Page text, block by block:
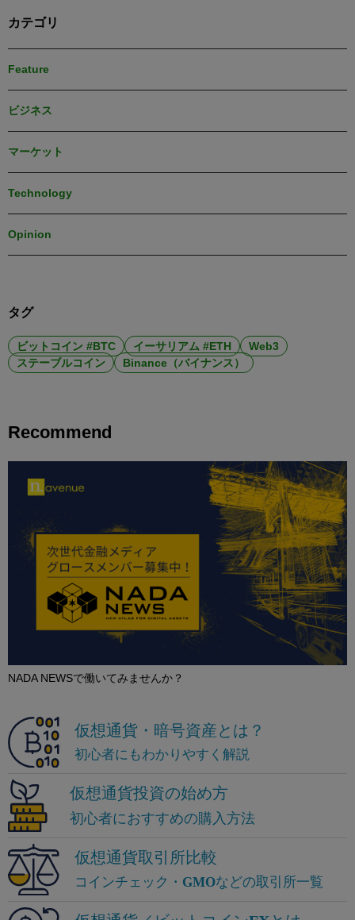
カテゴリ
Feature
ビジネス
マーケット
Technology
Opinion
タグ
ビットコイン #BTC イーサリアム #ETH
Web3
ステーブルコイン
Binance（バイナンス）
Recommend
NADA NEWSで働いてみませんか？